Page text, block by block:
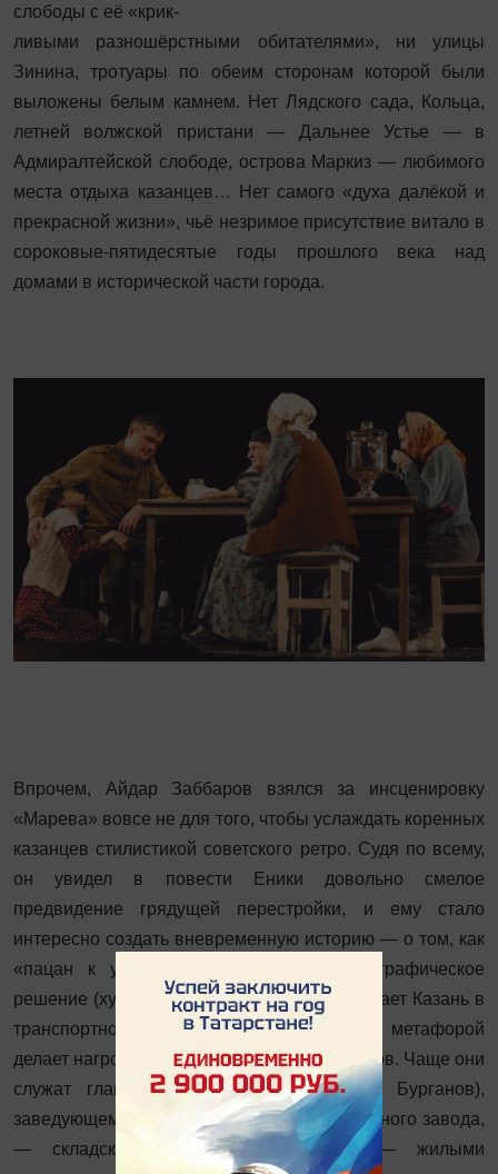
слободы с её «крик-
ливыми разношёрстными обитателями», ни улицы
Зинина, тротуары по обеим сторонам которой были
выложены белым камнем. Нет Лядского сада, Кольца,
летней волжской пристани — Дальнее Устье — в
Адмиралтейской слободе, острова Маркиз — любимого
места отдыха казанцев… Нет самого «духа далёкой и
прекрасной жизни», чьё незримое присутствие витало в
сороковые-пятидесятые годы прошлого века над
домами в исторической части города.
Впрочем, Айдар Заббаров взялся за инсценировку
«Марева» вовсе не для того, чтобы услаждать коренных
казанцев стилистикой советского ретро. Судя по всему,
он увидел в повести Еники довольно смелое
предвидение грядущей перестройки, и ему стало
интересно создать вневременную историю — о том, как
«пацан к успеху шёл». Поэтому сценографическое
решение (художник Б. Ибрагимов) превращает Казань в
транспортно-торговый хаб, а её вещной метафорой
делает нагромождение грузовых контейнеров. Чаще они
служат главному герою — Зуфару (А. Бурганов),
заведующему отделом ОРСа крупного военного завода,
— складскими помещениями, реже — жилыми